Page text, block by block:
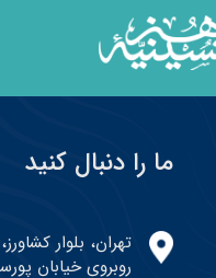
ما را دنبال کنید